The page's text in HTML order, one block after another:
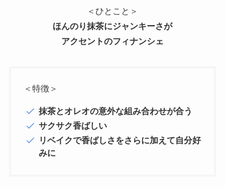
＜ひとこと＞
ほんのり抹茶にジャンキーさが
アクセントのフィナンシェ
＜特徴＞
抹茶とオレオの意外な組み合わせが合う
サクサク香ばしい
リベイクで香ばしさをさらに加えて自分好
みに